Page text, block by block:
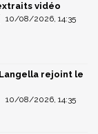
vidéo
10/08/2026, 14:35
rejoint le
10/08/2026, 14:35